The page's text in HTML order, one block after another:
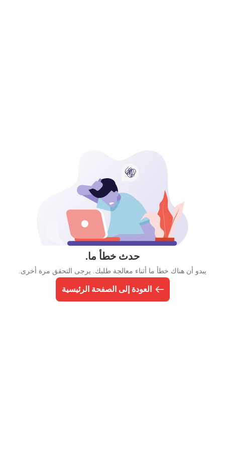
حدث خطأ ما.
يبدو أن هناك خطأ ما أثناء معالجة طلبك. يرجى التحقق مرة أخرى.
العودة إلى الصفحة الرئيسية